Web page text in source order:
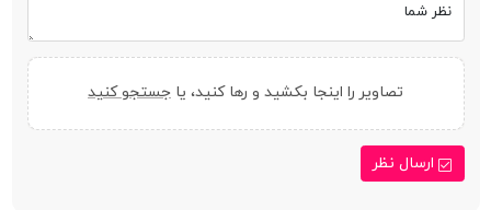
نظر شما
تصاویر را اینجا بکشید و رها کنید، یا جستجو کنید
ارسال نظر